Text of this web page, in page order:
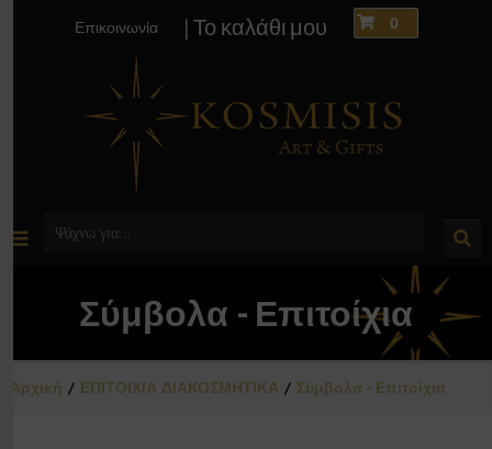
Επικοινωνία | Το καλάθι μου 0
Σύμβολα - Επιτοίχια
Αρχική ΕΠΙΤΟΙΧΙΑ ΔΙΑΚΟΣΜΗΤΙΚΑ Σύμβολα - Επιτοίχια